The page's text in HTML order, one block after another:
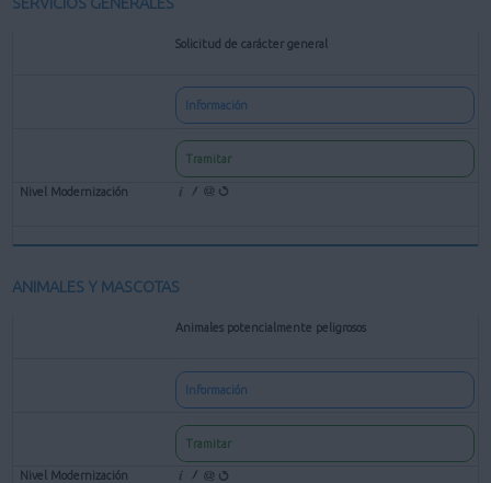
Solicitud de carácter general
Información
Tramitar
ANIMALES Y MASCOTAS
Animales potencialmente peligrosos
Información
Tramitar